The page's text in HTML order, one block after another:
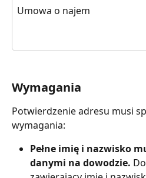
Umowa o najem
Wymagania
Potwierdzenie adresu musi
wymagania:
Pełne imię i nazwisko
danymi na dowodzie.